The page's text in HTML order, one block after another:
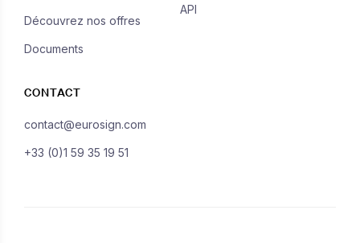
Découvrez nos offres
Documents
API
CONTACT
contact@eurosign.com
+33 (0)1 59 35 19 51